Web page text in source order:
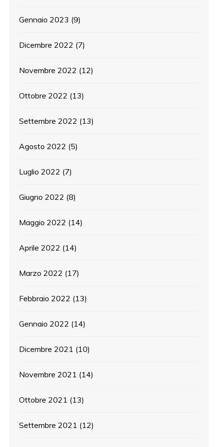
Gennaio 2023 (9)
Dicembre 2022 (7)
Novembre 2022 (12)
Ottobre 2022 (13)
Settembre 2022 (13)
Agosto 2022 (5)
Luglio 2022 (7)
Giugno 2022 (8)
Maggio 2022 (14)
Aprile 2022 (14)
Marzo 2022 (17)
Febbraio 2022 (13)
Gennaio 2022 (14)
Dicembre 2021 (10)
Novembre 2021 (14)
Ottobre 2021 (13)
Settembre 2021 (12)